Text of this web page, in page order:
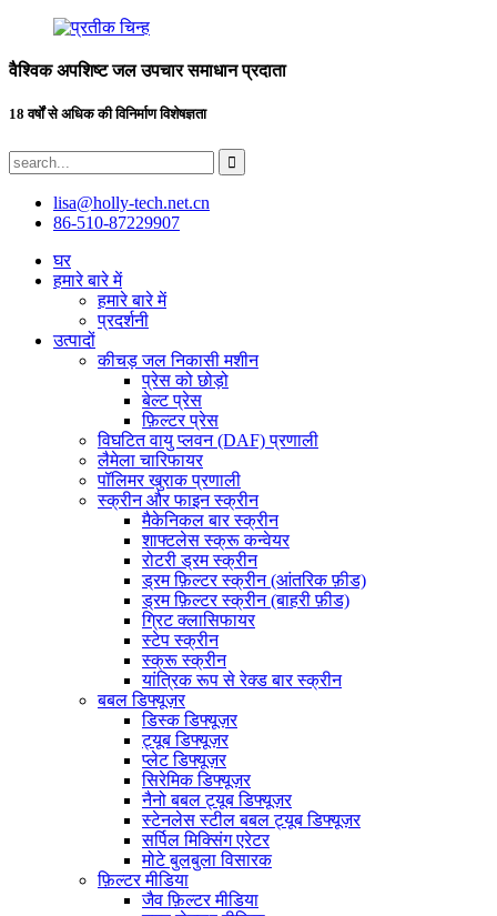
वैश्विक अपशिष्ट जल उपचार समाधान प्रदाता
18 वर्षों से अधिक की विनिर्माण विशेषज्ञता
lisa@holly-tech.net.cn
86-510-87229907
घर
हमारे बारे में
हमारे बारे में
प्रदर्शनी
उत्पादों
कीचड़ जल निकासी मशीन
प्रेस को छोड़ो
बेल्ट प्रेस
फ़िल्टर प्रेस
विघटित वायु प्लवन (DAF) प्रणाली
लैमेला चारिफायर
पॉलिमर खुराक प्रणाली
स्क्रीन और फाइन स्क्रीन
मैकेनिकल बार स्क्रीन
शाफ्टलेस स्क्रू कन्वेयर
रोटरी ड्रम स्क्रीन
ड्रम फ़िल्टर स्क्रीन (आंतरिक फ़ीड)
ड्रम फ़िल्टर स्क्रीन (बाहरी फ़ीड)
ग्रिट क्लासिफायर
स्टेप स्क्रीन
स्क्रू स्क्रीन
यांत्रिक रूप से रेक्ड बार स्क्रीन
बबल डिफ्यूज़र
डिस्क डिफ्यूज़र
ट्यूब डिफ्यूज़र
प्लेट डिफ्यूज़र
सिरेमिक डिफ्यूज़र
नैनो बबल ट्यूब डिफ्यूज़र
स्टेनलेस स्टील बबल ट्यूब डिफ्यूज़र
सर्पिल मिक्सिंग एरेटर
मोटे बुलबुला विसारक
फ़िल्टर मीडिया
जैव फ़िल्टर मीडिया